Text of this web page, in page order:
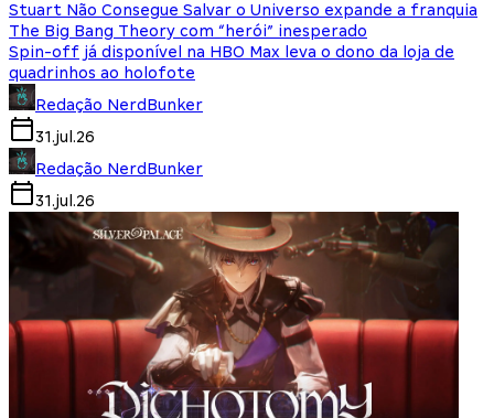
Stuart Não Consegue Salvar o Universo expande a franquia
The Big Bang Theory com “herói” inesperado
Spin-off já disponível na HBO Max leva o dono da loja de
quadrinhos ao holofote
Redação NerdBunker
31.jul.26
Redação NerdBunker
31.jul.26